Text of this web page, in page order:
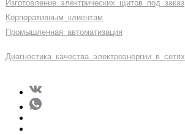
Изготовление электрических щитов под заказ
Корпоративным клиентам
Промышленная автоматизация
Диагностика качества электроэнергии в сетях